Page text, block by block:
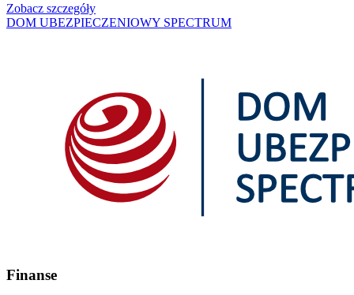
Zobacz szczegóły
DOM UBEZPIECZENIOWY SPECTRUM
Finanse